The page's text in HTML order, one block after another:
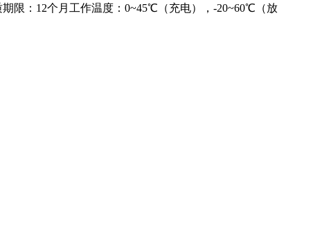
期限：12个月工作温度：0~45℃（充电），-20~60℃（放